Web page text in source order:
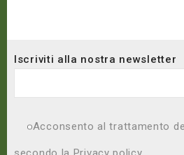
Iscriviti alla nostra newsletter
Acconsento al trattamento